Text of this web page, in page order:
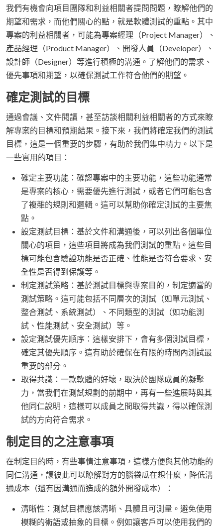
我們有機會向項目團隊和利益相關者提問問題，瞭解他們的
期望和需求，而他們關心的點，就是軟體測試的重點。其中
專案的利益相關者，可能為專案經理（Project Manager）、
產品經理（Product Manager）、開發人員（Developer）、
設計師（Designer）等進行積極的溝通。了解他們的需求、
優先事項和期望，以確保測試工作符合他們的期望。
確定測試的目標
通過會議、文件閱讀，甚至訪談相關利益相關者的方式來瞭
解專案的目標和預期結果。接下來，我們將確定我們的測試
目標，這是一個重要的步驟，有助於我們集中精力。以下是
一些實用的項目：
確定主要功能：確認專案中的主要功能，這些功能通常
是專案的核心，需要優先進行測試，或者它們可能包含
了複雜的規則和邏輯。這可以幫助你確定測試的主要焦
點。
設定測試目標：基於文件和溝通後，可以列出各個單位
關心的項目，這些項目將成為我們測試的重點。這些目
標可能包含驗證功能是否正確、性能是否符合要求、安
全性是否得到保護等。
制定測試策略：基於測試目標與專案目的，制定適當的
測試策略。這可能包括不同層次的測試（如單元測試、
整合測試、系統測試）、不同類型的測試（如功能測
試、性能測試、安全測試）等。
設定測試優先順序：這樣安排下，會有多個測試目標，
確定其優先順序。這有助於確保在有限的時間內測試最
重要的部分。
取得共識：一款軟體的好壞，取決於團隊成員的凝聚
力，當我們在測試規劃的前期中，再有一些進展時與其
他同仁說明，這樣可以成員之間取得共識，得以確保測
試的方向符合需求。
制定目的之注意事項
在制定目的時，有些事情注意事項，這樣方便與其他功能的
同仁溝通，讓彼此可以瞭解對方的腦袋瓜在想什麼，降低溝
通成本（還有因溝通而造成的額外開發成本）：
清晰性：測試目標應該清晰、具體且可測量。避免使用
模糊的術語或抽象的目標。例如讓客戶可以使用我們的